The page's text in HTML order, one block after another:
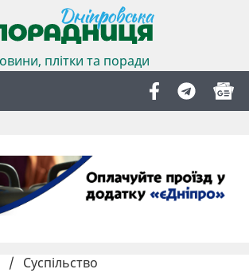
плітки та поради
/ Суспільство